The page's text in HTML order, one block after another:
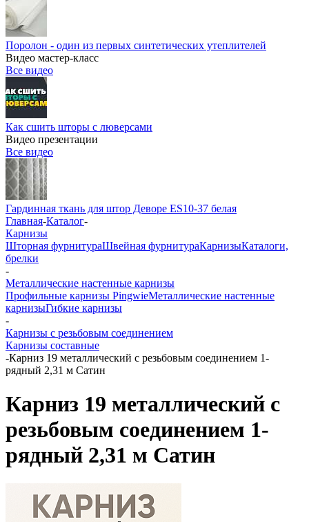
Поролон - один из первых синтетических утеплителей
Видео мастер-класс
Все видео
Как сшить шторы с люверсами
Видео презентации
Все видео
Гардинная ткань для штор Деворе ES10-37 белая
Главная-Каталог-
Карнизы
Шторная фурнитураШвейная фурнитураКарнизыКаталоги,
брелки
-
Металлические настенные карнизы
Профильные карнизы PingwieМеталлические настенные
карнизыГибкие карнизы
-
Карнизы с резьбовым соединением
Карнизы составные
-Карниз 19 металлический с резьбовым соединением 1-
рядный 2,31 м Сатин
Карниз 19 металлический с
резьбовым соединением 1-
рядный 2,31 м Сатин